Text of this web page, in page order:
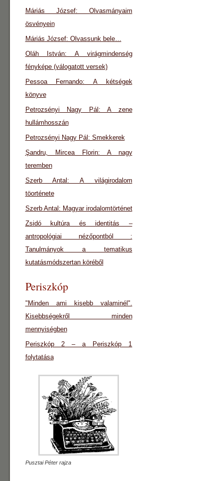
Máriás József: Olvasmányaim
ösvényein
Máriás József: Olvassunk bele…
Oláh István: A virágmindenség
fényképe (válogatott versek)
Pessoa Fernando: A kétségek
könyve
Petrozsényi Nagy Pál: A zene
hullámhosszán
Petrozsényi Nagy Pál: Smekkerek
Şandru, Mircea Florin: A nagy
teremben
Szerb Antal: A világirodalom
töorténete
Szerb Antal: Magyar irodalomtörténet
Zsidó kultúra és identitás –
antropológiai nézőpontból :
Tanulmányok a tematikus
kutatásmódszertan köréből
Periszkóp
"Minden ami kisebb valaminél".
Kisebbségekről minden
mennyiségben
Periszkóp 2 – a Periszkóp 1
folytatása
Pusztai Péter rajza